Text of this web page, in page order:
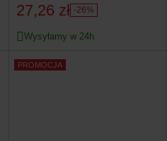
27,26 zł -26%
Wysyłamy w 24h
PROMOCJA